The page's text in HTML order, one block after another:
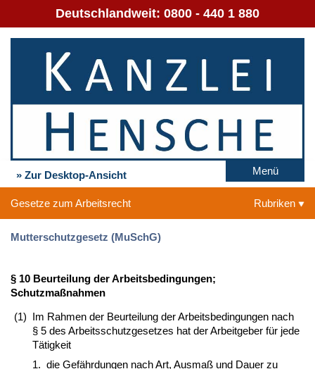
Deutschlandweit: 0800 - 440 1 880
» Zur Desktop-Ansicht Menü
Gesetze zum Arbeitsrecht Rubriken
Mutterschutzgesetz (MuSchG)
§ 10 Beurteilung der Arbeitsbedingungen;
Schutzmaßnahmen
(1) Im Rahmen der Beurteilung der Arbeitsbedingungen nach
§ 5 des Arbeitsschutzgesetzes hat der Arbeitgeber für jede
Tätigkeit
1. die Gefährdungen nach Art, Ausmaß und Dauer zu